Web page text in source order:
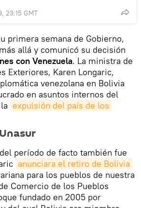
23:15 GMT
primera semana de Gobierno,
allá y comunicó su decisión
con Venezuela. La ministra de
Exteriores, Karen Longaric,
venezolana en Bolivia
en asuntos internos del
expulsión del país de los
período de facto también fue
anunciara el retiro de Bolivia
para los pueblos de nuestra
Comercio de los Pueblos
fundado en 2005 por